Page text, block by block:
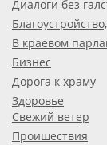
Диалоги без
В краевом
Бизнес
Дорога к храму
Здоровье
Свежий ветер
Проишествия